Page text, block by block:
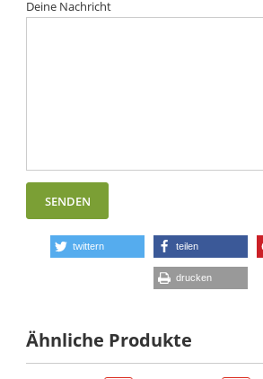
Deine Nachricht
twittern teilen
drucken
Ähnliche Produkte